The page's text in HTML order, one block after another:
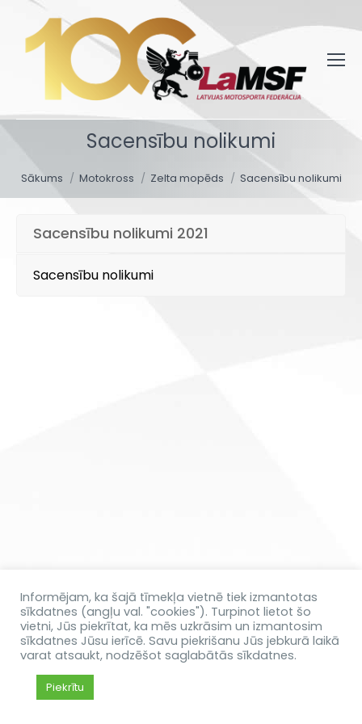
Sacensību nolikumi
Sākums Motokross Zelta mopēds Sacensību nolikumi
Sacensību nolikumi 2021
Sacensību nolikumi
Informējam, ka šajā tīmekļa vietnē tiek izmantotas
sīkdatnes (angļu val. "cookies"). Turpinot lietot šo
vietni, Jūs piekrītat, ka mēs uzkrāsim un izmantosim
sīkdatnes Jūsu ierīcē. Savu piekrišanu Jūs jebkurā laikā
varat atsaukt, nodzēšot saglabātās sīkdatnes.
Piekrītu